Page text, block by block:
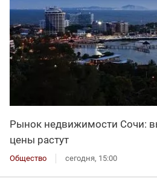
Рынок недвижимости Сочи:
цены растут
Общество сегодня, 15:00